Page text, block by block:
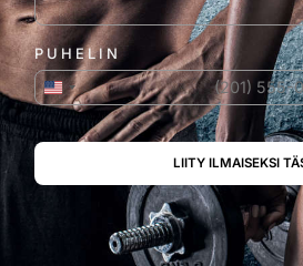
PUHELIN
Yhdysvallat +1